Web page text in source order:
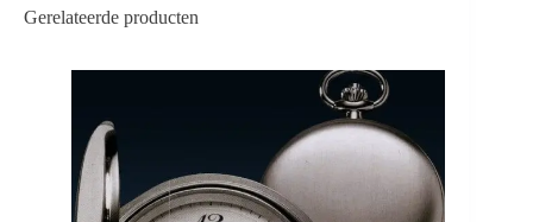
Gerelateerde producten